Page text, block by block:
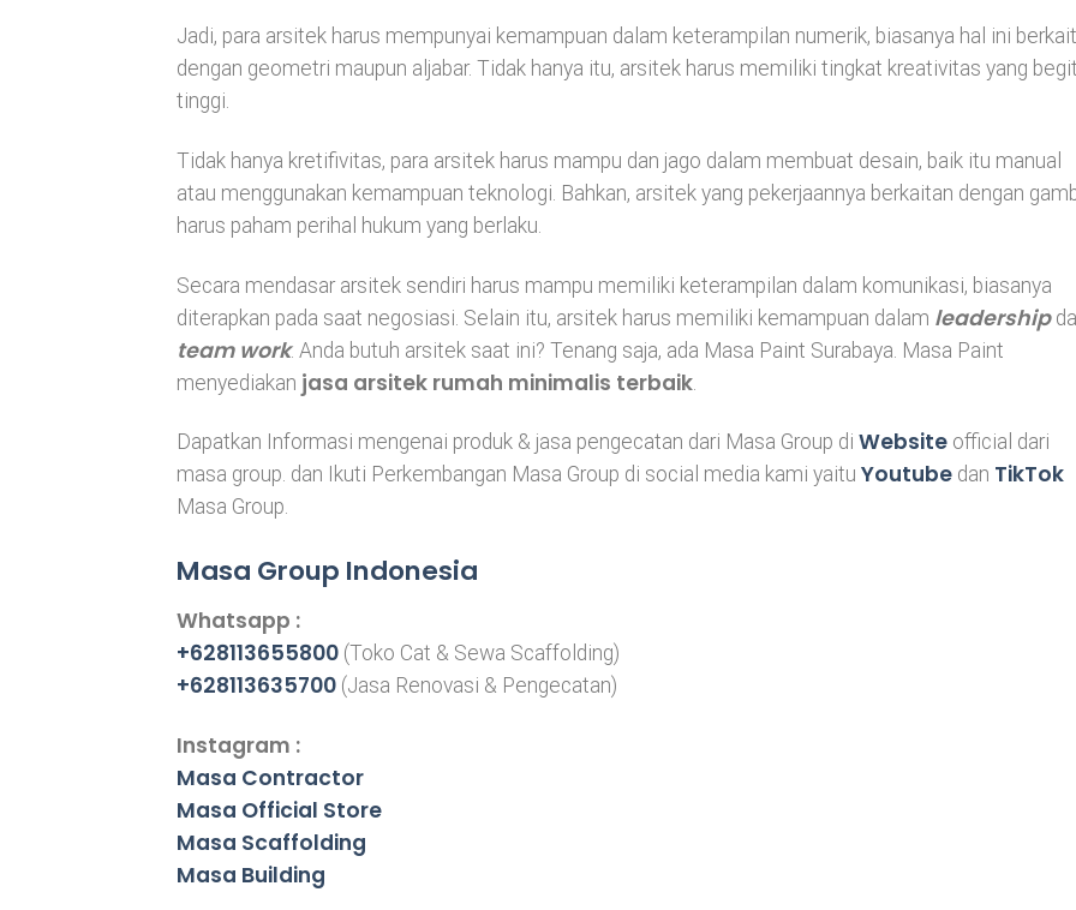
Jadi, para arsitek harus mempunyai kemampuan dalam keterampilan numerik, biasanya hal ini
dengan geometri maupun aljabar. Tidak hanya itu, arsitek harus memiliki tingkat kreativitas yang
tinggi.
Tidak hanya kretifivitas, para arsitek harus mampu dan jago dalam membuat desain, baik itu manual
atau menggunakan kemampuan teknologi. Bahkan, arsitek yang pekerjaannya berkaitan dengan
harus paham perihal hukum yang berlaku.
Secara mendasar arsitek sendiri harus mampu memiliki keterampilan dalam komunikasi, biasanya
diterapkan pada saat negosiasi. Selain itu, arsitek harus memiliki kemampuan dalam leadership
team work. Anda butuh arsitek saat ini? Tenang saja, ada Masa Paint Surabaya. Masa Paint
menyediakan jasa arsitek rumah minimalis terbaik
Dapatkan Informasi mengenai produk & jasa pengecatan dari Masa Group di Website official dari
masa group. dan Ikuti Perkembangan Masa Group di social media kami yaitu Youtube dan TikTok
Masa Group.
Masa Group Indonesia
Whatsapp :
+628113655800 (Toko Cat & Sewa Scaffolding)
+628113635700 (Jasa Renovasi & Pengecatan)
Instagram :
Masa Contractor
Masa Official Store
Masa Scaffolding
Masa Building